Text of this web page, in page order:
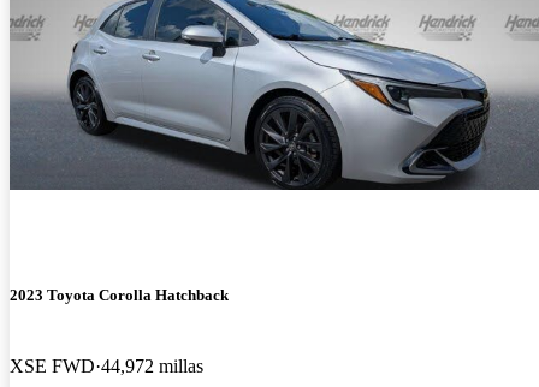
2023 Toyota Corolla Hatchback
XSE FWD 44,972 millas